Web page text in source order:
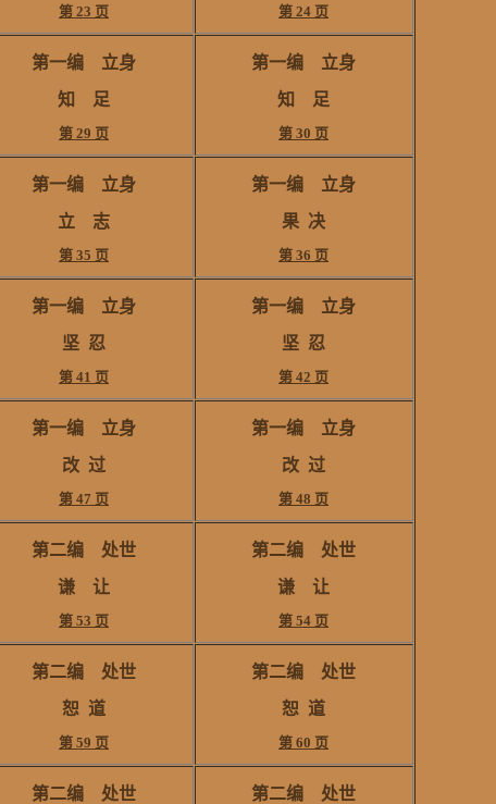
第 23 页 第 24 页
第一编 立身
知 足
第 29 页
第一编 立身
知 足
第 30 页
第一编 立身
立 志
第 35 页
第一编 立身
果 决
第 36 页
第一编 立身
坚 忍
第 41 页
第一编 立身
坚 忍
第 42 页
第一编 立身
改 过
第 47 页
第一编 立身
改 过
第 48 页
第二编 处世
谦 让
第 53 页
第二编 处世
谦 让
第 54 页
第二编 处世
恕 道
第 59 页
第二编 处世
恕 道
第 60 页
第二编 处世
第二编 处世